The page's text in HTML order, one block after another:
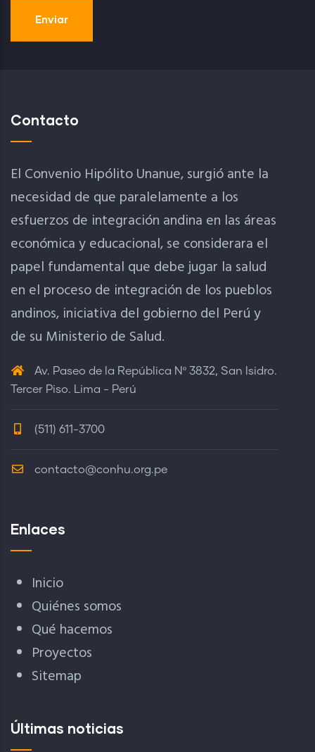
Contacto
El Convenio Hipólito Unanue, surgió ante la
necesidad de que paralelamente a los
esfuerzos de integración andina en las áreas
económica y educacional, se considerara el
papel fundamental que debe jugar la salud
en el proceso de integración de los pueblos
andinos, iniciativa del gobierno del Perú y
de su Ministerio de Salud.
Av. Paseo de la República Nº 3832, San Isidro.
Tercer Piso. Lima - Perú
(511) 611-3700
contacto@conhu.org.pe
Enlaces
Inicio
Quiénes somos
Qué hacemos
Proyectos
Sitemap
Últimas noticias